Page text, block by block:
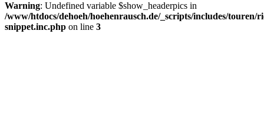
Warning: Undefined variable $show_headerpics in
/www/htdocs/dehoeh/hoehenrausch.de/_scripts/includes/touren/
snippet.inc.php on line 3